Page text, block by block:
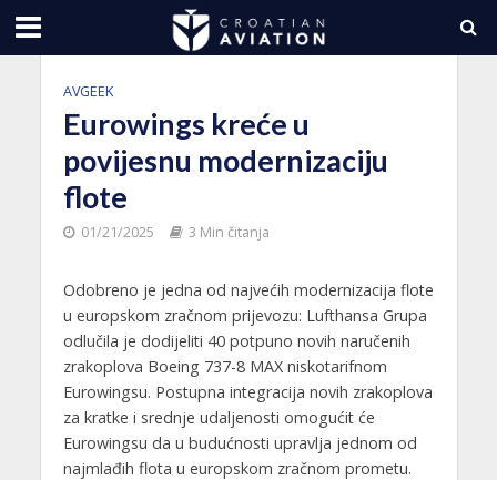
AVGEEK
Eurowings kreće u
povijesnu modernizaciju
flote
01/21/2025 3 Min čitanja
Odobreno je jedna od najvećih modernizacija flote
u europskom zračnom prijevozu: Lufthansa Grupa
odlučila je dodijeliti 40 potpuno novih naručenih
zrakoplova Boeing 737-8 MAX niskotarifnom
Eurowingsu. Postupna integracija novih zrakoplova
za kratke i srednje udaljenosti omogućit će
Eurowingsu da u budućnosti upravlja jednom od
najmlađih flota u europskom zračnom prometu.